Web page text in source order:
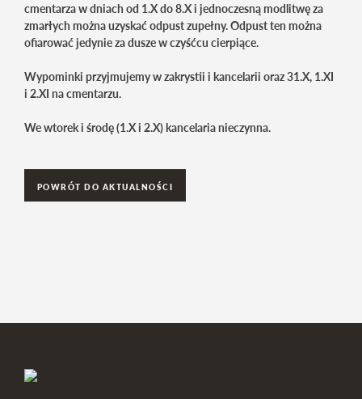
cmentarza w dniach od 1.X do 8.X i jednoczesną modlitwę za
zmarłych można uzyskać odpust zupełny. Odpust ten można
ofiarować jedynie za dusze w czyśćcu cierpiące.
Wypominki przyjmujemy w zakrystii i kancelarii oraz 31.X, 1.XI
i 2.XI na cmentarzu.
We wtorek i środę (1.X i 2.X) kancelaria nieczynna.
POWRÓT DO AKTUALNOŚCI